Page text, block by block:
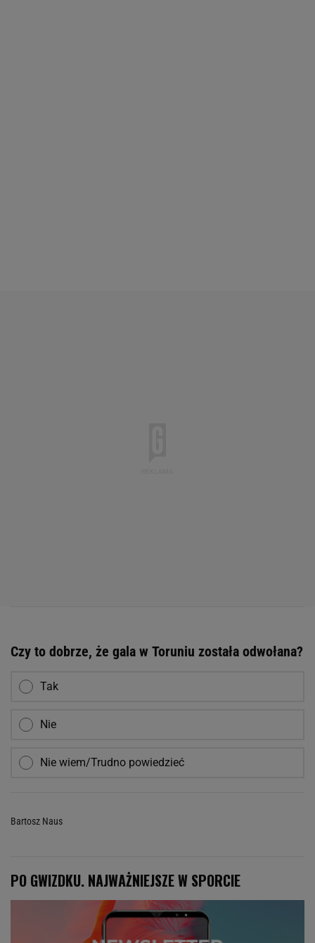
Czy to dobrze, że gala w Toruniu została odwołana?
Tak
Nie
Nie wiem/Trudno powiedzieć
Bartosz Naus